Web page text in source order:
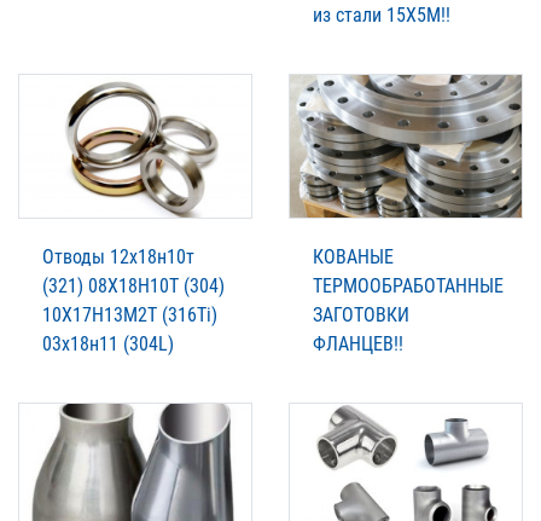
из стали 15Х5М!!
Отводы 12х18н10т
(321) 08Х18Н10Т (304)
10Х17Н13М2Т (316Ti)
03х18н11 (304L)
КОВАНЫЕ
ТЕРМООБРАБОТАННЫЕ
ЗАГОТОВКИ
ФЛАНЦЕВ!!